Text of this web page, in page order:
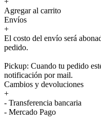
Agregar al carrito
Envíos
+
El costo del envío será
pedido.
Pickup: Cuando tu pedido
notificación por mail.
Cambios y devoluciones
+
- Transferencia bancaria
- Mercado Pago